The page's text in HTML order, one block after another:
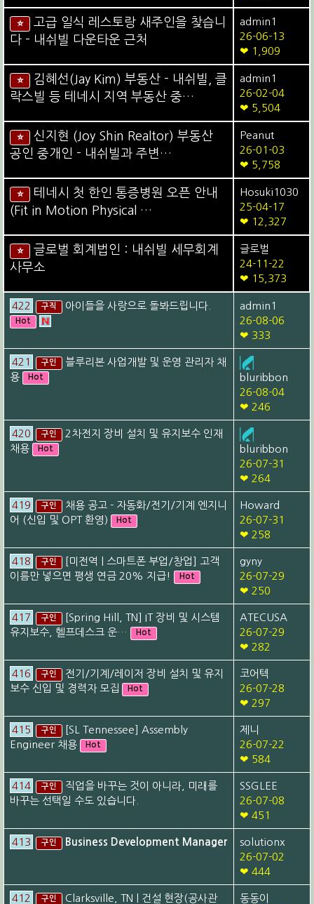
⭐
고급 일식 레스토랑 새주인을 찾습니
다 - 내쉬빌 다운타운 근처
admin1
26-06-13
❤ 1,909
⭐
김혜선(Jay Kim) 부동산 - 내쉬빌, 클
락스빌 등 테네시 지역 부동산 중…
admin1
26-02-04
❤ 5,504
⭐
신지현 (Joy Shin Realtor) 부동산
공인 중개인 - 내쉬빌과 주변…
Peanut
26-01-03
❤ 5,758
⭐
테네시 첫 한인 통증병원 오픈 안내
(Fit in Motion Physical …
Hosuki1030
25-04-17
❤ 12,327
⭐
글로벌 회계법인 : 내쉬빌 세무회계
사무소
글로벌
24-11-22
❤ 15,373
422 구직 아이들을 사랑으로 돌봐드립니다.
Hot
admin1
26-08-06
❤ 333
421 구인
블루리본 사업개발 및 운영 관리자 채
용
Hot
bluribbon
26-08-04
❤ 246
420 구인
2차전지 장비 설치 및 유지보수 인재
채용
Hot
bluribbon
26-07-31
❤ 264
419 구인
채용 공고 - 자동화/전기/기계 엔지니
어 (신입 및 OPT 환영)
Hot
Howard
26-07-31
❤ 258
418 구인
[미전역 | 스마트폰 부업/창업] 고객
이름만 넣으면 평생 연금 20% 지급!
Hot
gyny
26-07-29
❤ 250
417 구인
[Spring Hill, TN] IT 장비 및 시스템
유지보수, 헬프데스크 운…
Hot
ATECUSA
26-07-29
❤ 282
416 구인
전기/기계/레이저 장비 설치 및 유지
보수 신입 및 경력자 모집
Hot
코어텍
26-07-28
❤ 297
415 구인
[SL Tennessee] Assembly
Engineer 채용
Hot
제니
26-07-22
❤ 584
414 구인
직업을 바꾸는 것이 아니라, 미래를
바꾸는 선택일 수도 있습니다.
SSGLEE
26-07-08
❤ 451
413 구인 Business Development Manager
solutionx
26-07-02
❤ 444
412 구인
Clarksville, TN | 건설 현장(공사관
동동이